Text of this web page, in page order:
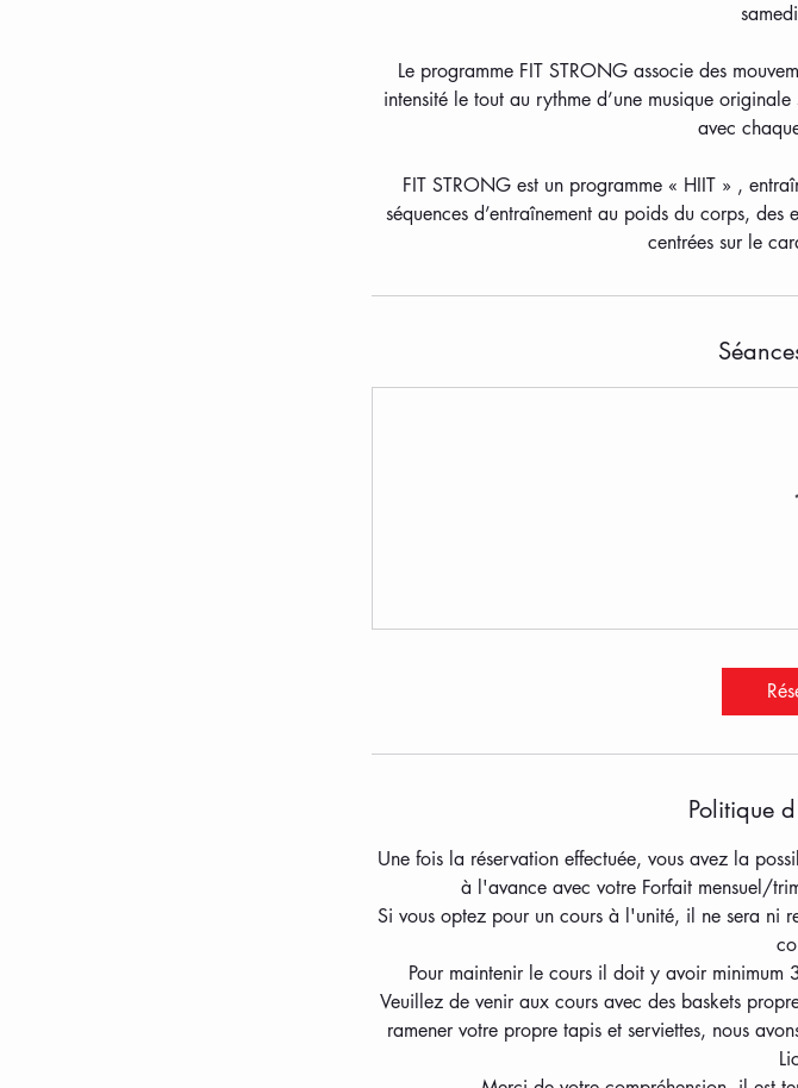
Le programme FIT STRONG associe des
intensité le tout au rythme d’une musique
avec
FIT STRONG est un programme « HIIT » ,
séquences d’entraînement au poids du corps,
centrées sur le
Politique
Une fois la réservation effectuée, vous avez la
à l'avance avec votre Forfait mensuel/
Si vous optez pour un cours à l'unité, il ne sera ni
Pour maintenir le cours il doit y avoir minimum
Veuillez de venir aux cours avec des baskets
ramener votre propre tapis et serviettes, nous